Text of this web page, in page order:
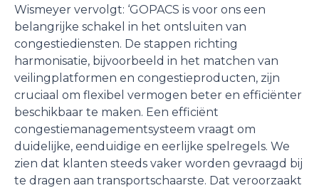
Wismeyer vervolgt: ‘GOPACS is voor ons een
belangrijke schakel in het ontsluiten van
congestiediensten. De stappen richting
harmonisatie, bijvoorbeeld in het matchen van
veilingplatformen en congestieproducten, zijn
cruciaal om flexibel vermogen beter en efficiënter
beschikbaar te maken. Een efficiënt
congestiemanagementsysteem vraagt om
duidelijke, eenduidige en eerlijke spelregels. We
zien dat klanten steeds vaker worden gevraagd bij
te dragen aan transportschaarste. Dat veroorzaakt